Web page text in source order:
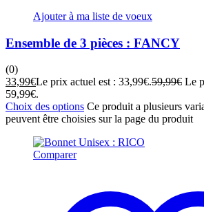
Ajouter à ma liste de voeux
Ensemble de 3 pièces : FANCY
(0)
33,99€Le prix actuel est : 33,99€.59,99€ Le
59,99€.
Choix des options Ce produit a plusieurs
peuvent être choisies sur la page du produit
Comparer